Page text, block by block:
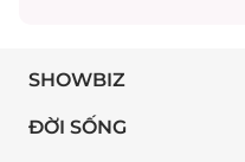
SHOWBIZ
ĐỜI SỐNG